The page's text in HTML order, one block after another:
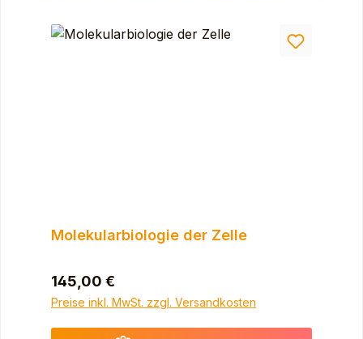
Molekularbiologie der Zelle
Regulärer Preis:
145,00 €
Preise inkl. MwSt. zzgl. Versandkosten